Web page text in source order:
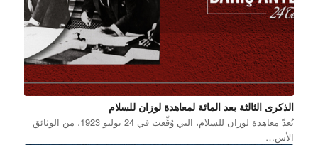
الذكرى الثالثة بعد المائة لمعاهدة لوزان للسلام
تُعدّ معاهدة لوزان للسلام، التي وُقِّعت في 24 يوليو 1923، من الوثائق
الأس…